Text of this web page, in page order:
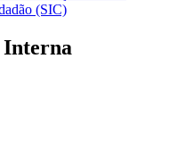
(SIC)